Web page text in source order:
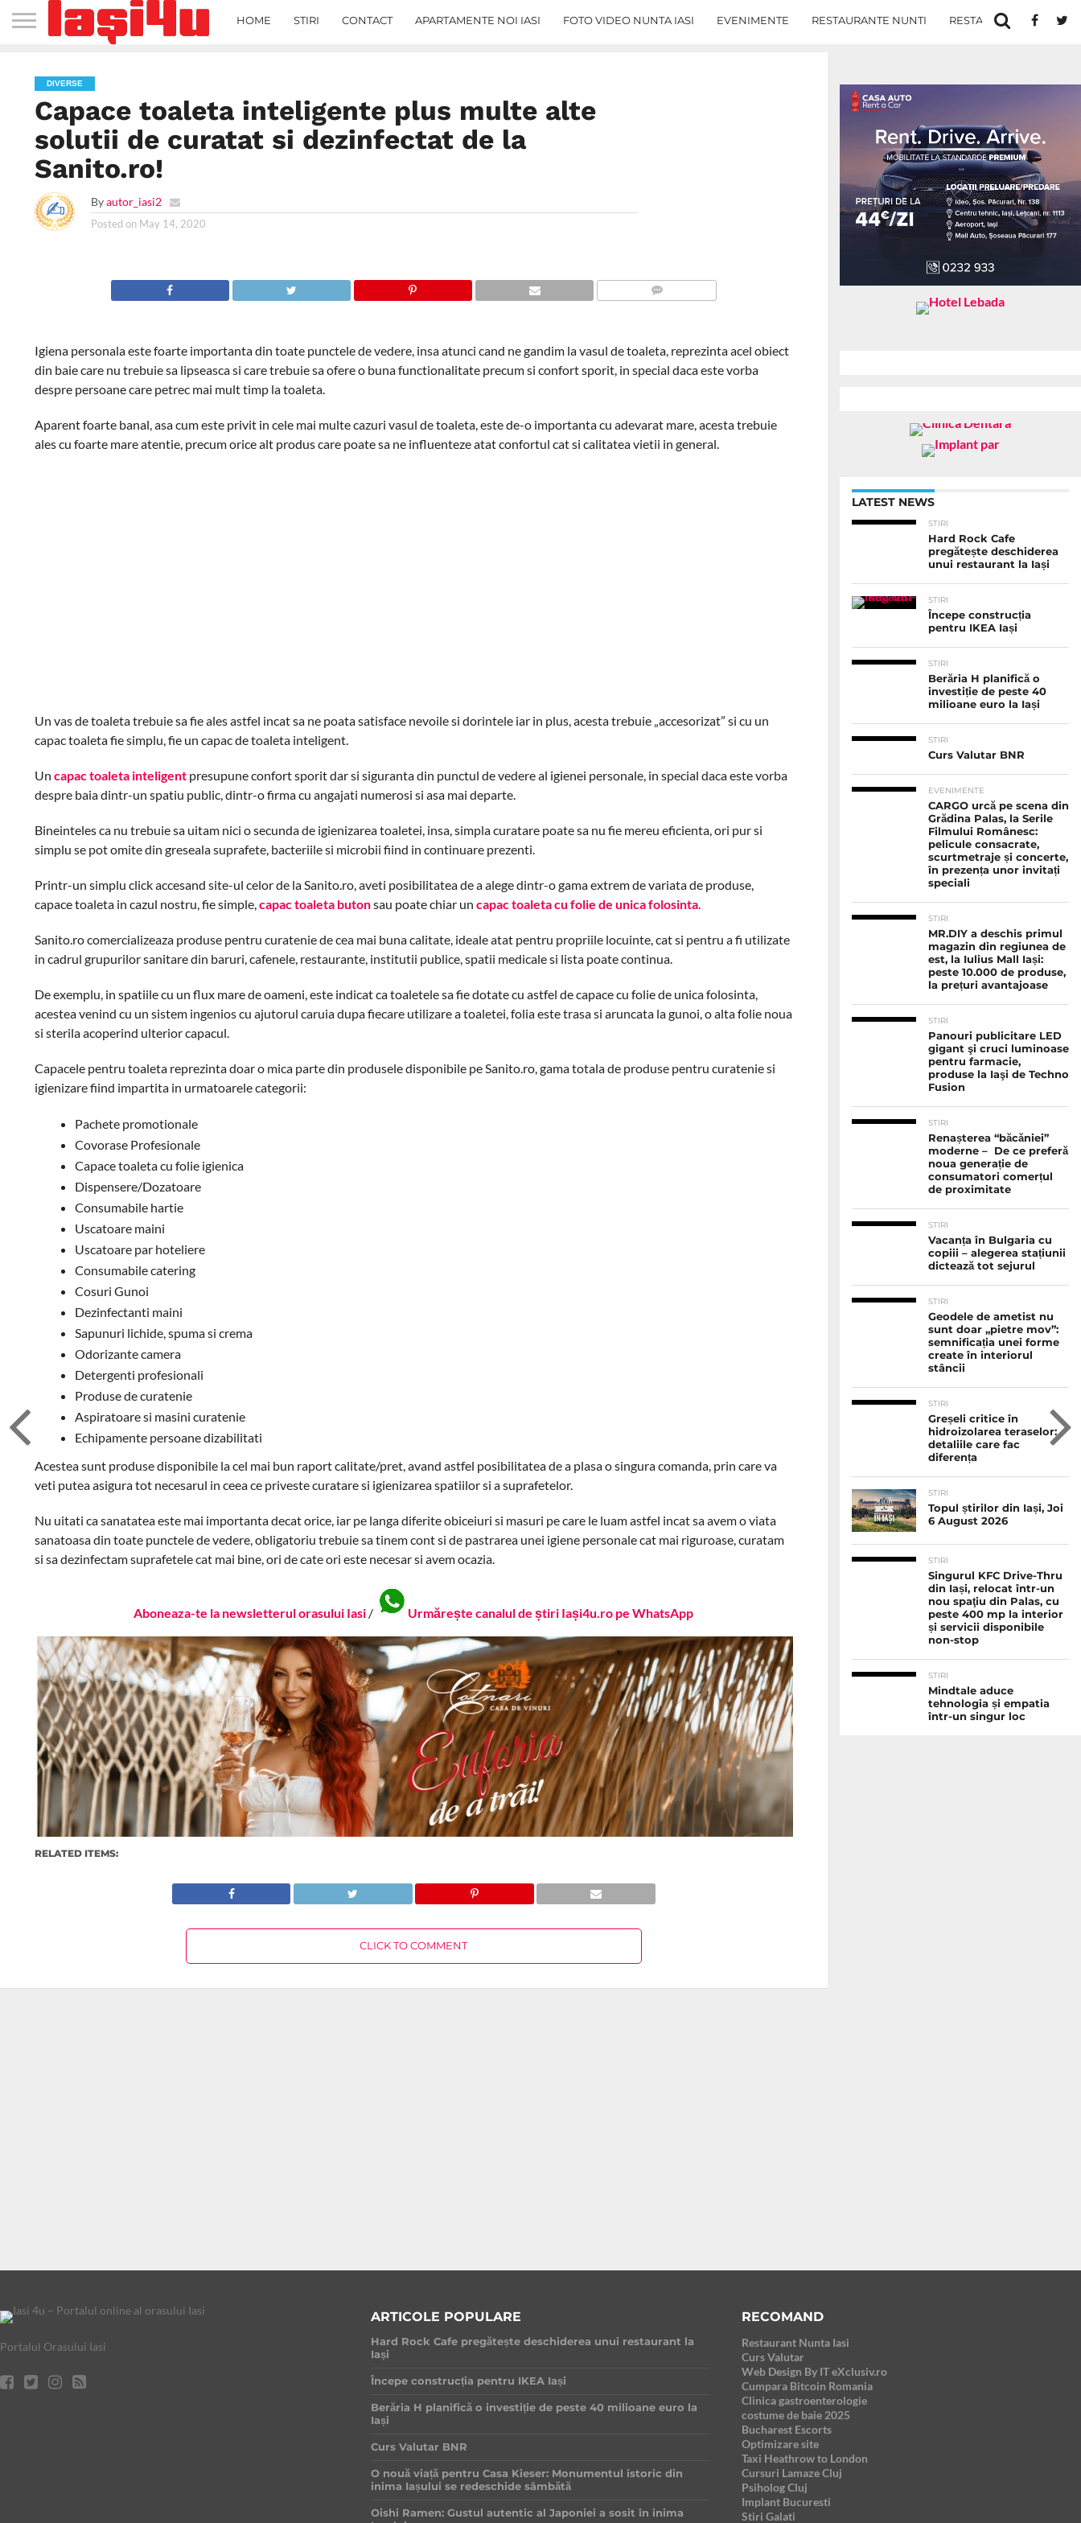
HOME STIRI CONTACT APARTAMENTE NOI IASI FOTO VIDEO NUNTA IASI EVENIMENTE RESTAURANTE NUNTI RESTAURANTE IN IASI
DIVERSE
Capace toaleta inteligente plus multe alte
solutii de curatat si dezinfectat de la
Sanito.ro!
Byautor_iasi2
Posted on May 14, 2020
Igiena personala este foarte importanta din toate punctele de vedere, insa atunci cand ne gandim la vasul de toaleta, reprezinta acel obiect
din baie care nu trebuie sa lipseasca si care trebuie sa ofere o buna functionalitate precum si confort sporit, in special daca este vorba
despre persoane care petrec mai mult timp la toaleta.
Aparent foarte banal, asa cum este privit in cele mai multe cazuri vasul de toaleta, este de-o importanta cu adevarat mare, acesta trebuie
ales cu foarte mare atentie, precum orice alt produs care poate sa ne influenteze atat confortul cat si calitatea vietii in general.
Un vas de toaleta trebuie sa fie ales astfel incat sa ne poata satisface nevoile si dorintele iar in plus, acesta trebuie „accesorizat” si cu un
capac toaleta fie simplu, fie un capac de toaleta inteligent.
Un capac toaleta inteligentpresupune confort sporit dar si siguranta din punctul de vedere al igienei personale, in special daca este vorba
despre baia dintr-un spatiu public, dintr-o firma cu angajati numerosi si asa mai departe.
Bineinteles ca nu trebuie sa uitam nici o secunda de igienizarea toaletei, insa, simpla curatare poate sa nu fie mereu eficienta, ori pur si
simplu se pot omite din greseala suprafete, bacteriile si microbii fiind in continuare prezenti.
Printr-un simplu click accesand site-ul celor de la Sanito.ro, aveti posibilitatea de a alege dintr-o gama extrem de variata de produse,
capace toaleta in cazul nostru, fie simple,capac toaleta butonsau poate chiar un capac toaleta cu folie de unica folosinta.
Sanito.ro comercializeaza produse pentru curatenie de cea mai buna calitate, ideale atat pentru propriile locuinte, cat si pentru a fi utilizate
in cadrul grupurilor sanitare din baruri, cafenele, restaurante, institutii publice, spatii medicale si lista poate continua.
De exemplu, in spatiile cu un flux mare de oameni, este indicat ca toaletele sa fie dotate cu astfel de capace cu folie de unica folosinta,
acestea venind cu un sistem ingenios cu ajutorul caruia dupa fiecare utilizare a toaletei, folia este trasa si aruncata la gunoi, o alta folie noua
si sterila acoperind ulterior capacul.
Capacele pentru toaleta reprezinta doar o mica parte din produsele disponibile pe Sanito.ro, gama totala de produse pentru curatenie si
igienizare fiind impartita in urmatoarele categorii:
Pachete promotionale
Covorase Profesionale
Capace toaleta cu folie igienica
Dispensere/Dozatoare
Consumabile hartie
Uscatoare maini
Uscatoare par hoteliere
Consumabile catering
Cosuri Gunoi
Dezinfectanti maini
Sapunuri lichide, spuma si crema
Odorizante camera
Detergenti profesionali
Produse de curatenie
Aspiratoare si masini curatenie
Echipamente persoane dizabilitati
Acestea sunt produse disponibile la cel mai bun raport calitate/pret, avand astfel posibilitatea de a plasa o singura comanda, prin care va
veti putea asigura tot necesarul in ceea ce priveste curatare si igienizarea spatiilor si a suprafetelor.
Nu uitati ca sanatatea este mai importanta decat orice, iar pe langa diferite obiceiuri si masuri pe care le luam astfel incat sa avem o viata
sanatoasa din toate punctele de vedere, obligatoriu trebuie sa tinem cont si de pastrarea unei igiene personale cat mai riguroase, curatam
si sa dezinfectam suprafetele cat mai bine, ori de cate ori este necesar si avem ocazia.
Aboneaza-te la newsletterul orasului Iasi / Urmărește canalul de știri Iași4u.ro pe WhatsApp
RELATED ITEMS:
CLICK TO COMMENT
LATEST NEWS
STIRI
Hard Rock Cafe
pregătește deschiderea
unui restaurant la Iași
STIRI
Începe construcția
pentru IKEA Iași
STIRI
Berăria H planifică o
investiție de peste 40
milioane euro la Iași
STIRI
Curs Valutar BNR
EVENIMENTE
CARGO urcă pe scena din
Grădina Palas, la Serile
Filmului Românesc:
pelicule consacrate,
scurtmetraje și concerte,
în prezența unor invitați
speciali
STIRI
MR.DIY a deschis primul
magazin din regiunea de
est, la Iulius Mall Iași:
peste 10.000 de produse,
la prețuri avantajoase
STIRI
Panouri publicitare LED
gigant şi cruci luminoase
pentru farmacie,
produse la Iaşi de Techno
Fusion
STIRI
Renașterea “băcăniei”
moderne – De ce preferă
noua generație de
consumatori comerțul
de proximitate
STIRI
Vacanța în Bulgaria cu
copiii – alegerea stațiunii
dictează tot sejurul
STIRI
Geodele de ametist nu
sunt doar „pietre mov”:
semnificația unei forme
create în interiorul
stâncii
STIRI
Greșeli critice în
hidroizolarea teraselor:
detaliile care fac
diferența
STIRI
Topul știrilor din Iași, Joi
6 August 2026
STIRI
Singurul KFC Drive-Thru
din Iași, relocat într-un
nou spaţiu din Palas, cu
peste 400 mp la interior
și servicii disponibile
non-stop
STIRI
Mindtale aduce
tehnologia și empatia
într-un singur loc
Portalul Orasului Iasi
ARTICOLE POPULARE
Hard Rock Cafe pregătește deschiderea unui restaurant la
Iași
Începe construcția pentru IKEA Iași
Berăria H planifică o investiție de peste 40 milioane euro la
Iași
Curs Valutar BNR
O nouă viață pentru Casa Kieser: Monumentul istoric din
inima Iașului se redeschide sâmbătă
Oishi Ramen: Gustul autentic al Japoniei a sosit în inima
RECOMAND
Restaurant Nunta Iasi
Curs Valutar
Web Design By IT eXclusiv.ro
Cumpara Bitcoin Romania
Clinica gastroenterologie
costume de baie 2025
Bucharest Escorts
Optimizare site
Taxi Heathrow to London
Cursuri Lamaze Cluj
Psiholog Cluj
Implant Bucuresti
Stiri Galati